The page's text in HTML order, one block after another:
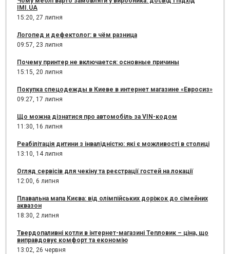
IMI.UA
15:20, 27 липня
Логопед и дефектолог: в чём разница
09:57, 23 липня
Почему принтер не включается: основные причины
15:15, 20 липня
Покупка спецодежды в Киеве в интернет магазине «Евросиз»
09:27, 17 липня
Що можна дізнатися про автомобіль за VIN-кодом
11:30, 16 липня
Реабілітація дитини з інвалідністю: які є можливості в столиці
13:10, 14 липня
Огляд сервісів для чекіну та реєстрації гостей на локації
12:00, 6 липня
Плавальна мапа Києва: від олімпійських доріжок до сімейних
аквазон
18:30, 2 липня
Твердопаливні котли в інтернет-магазині Тепловик – ціна, що
виправдовує комфорт та економію
13:02, 26 червня